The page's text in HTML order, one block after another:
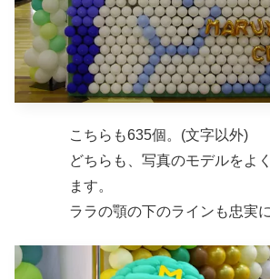
こちらも635個。(文字以外)
どちらも、写真のモデルをよ
ます。
ララの顎の下のラインも忠実